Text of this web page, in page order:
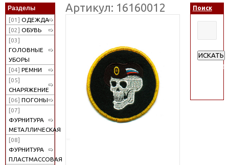
Разделы
[01] ОДЕЖДА
[02] ОБУВЬ
[03]
ГОЛОВНЫЕ
УБОРЫ
[04] РЕМНИ
[05]
СНАРЯЖЕНИЕ
[06] ПОГОНЫ
[07]
ФУРНИТУРА
МЕТАЛЛИЧЕСКАЯ
[08]
ФУРНИТУРА
ПЛАСТМАССОВАЯ
Артикул: 16160012 Поиск
ИСКАТЬ